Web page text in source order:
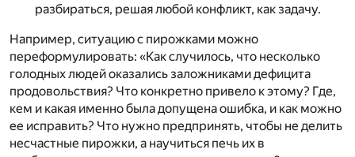
разбираться, решая любой конфликт, как задачу.
Например, ситуацию с пирожками можно
переформулировать: «Как случилось, что несколько
голодных людей оказались заложниками дефицита
продовольствия? Что конкретно привело к этому? Где,
кем и какая именно была допущена ошибка, и как можно
ее исправить? Что нужно предпринять, чтобы не делить
несчастные пирожки, а научиться печь их в